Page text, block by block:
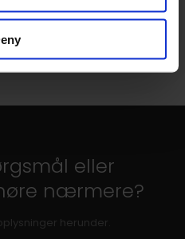
eller
nærmere?
herunder.